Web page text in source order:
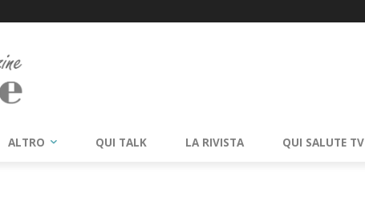
ALTRO QUI TALK LA RIVISTA QUI SALUTE TV